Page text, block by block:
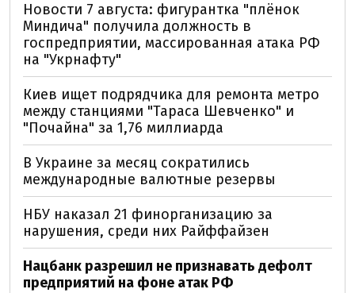
Новости 7 августа: фигурантка "плёнок
Миндича" получила должность в
госпредприятии, массированная атака РФ
на "Укрнафту"
Киев ищет подрядчика для ремонта метро
между станциями "Тараса Шевченко" и
"Почайна" за 1,76 миллиарда
В Украине за месяц сократились
международные валютные резервы
НБУ наказал 21 финорганизацию за
нарушения, среди них Райффайзен
Нацбанк разрешил не признавать дефолт
предприятий на фоне атак РФ